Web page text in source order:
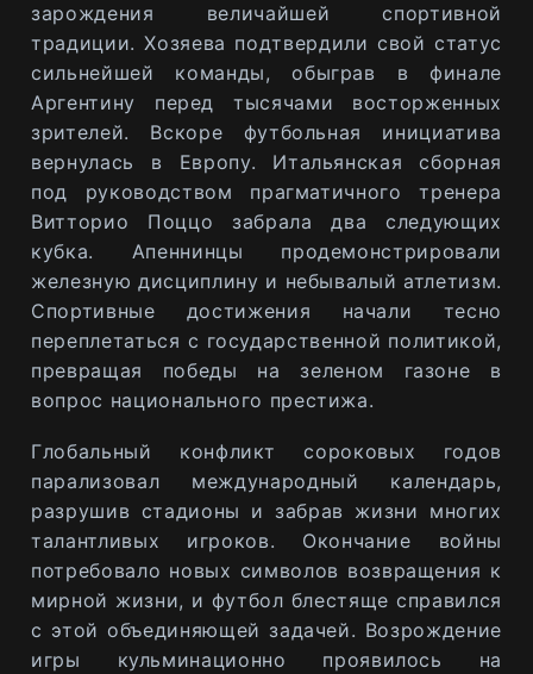
зарождения величайшей спортивной
традиции. Хозяева подтвердили свой статус
сильнейшей команды, обыграв в финале
Аргентину перед тысячами восторженных
зрителей. Вскоре футбольная инициатива
вернулась в Европу. Итальянская сборная
под руководством прагматичного тренера
Витторио Поццо забрала два следующих
кубка. Апеннинцы продемонстрировали
железную дисциплину и небывалый атлетизм.
Спортивные достижения начали тесно
переплетаться с государственной политикой,
превращая победы на зеленом газоне в
вопрос национального престижа.
Глобальный конфликт сороковых годов
парализовал международный календарь,
разрушив стадионы и забрав жизни многих
талантливых игроков. Окончание войны
потребовало новых символов возвращения к
мирной жизни, и футбол блестяще справился
с этой объединяющей задачей. Возрождение
игры кульминационно проявилось на